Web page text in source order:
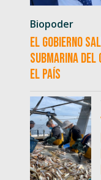
Biopoder
El Gobierno
submarina del
el país